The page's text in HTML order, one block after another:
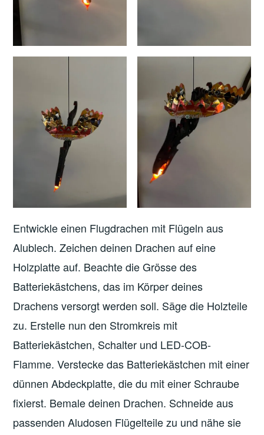
Entwickle einen Flugdrachen mit Flügeln aus
Alublech. Zeichen deinen Drachen auf eine
Holzplatte auf. Beachte die Grösse des
Batteriekästchens, das im Körper deines
Drachens versorgt werden soll. Säge die Holzteile
zu. Erstelle nun den Stromkreis mit
Batteriekästchen, Schalter und LED-COB-
Flamme. Verstecke das Batteriekästchen mit einer
dünnen Abdeckplatte, die du mit einer Schraube
fixierst. Bemale deinen Drachen. Schneide aus
passenden Aludosen Flügelteile zu und nähe sie